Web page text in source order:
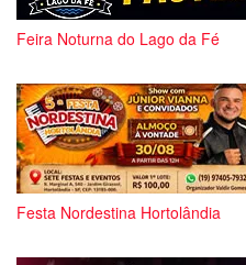
Feira Noturna do Lago da Fé
Festa Nordestina Hortolândia